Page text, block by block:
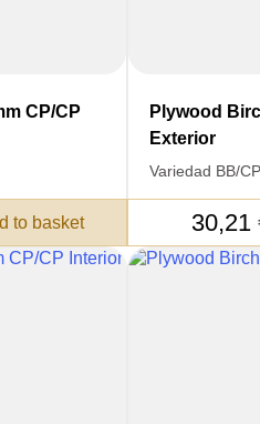
CP/CP
to basket
Plywood
Exterior
Variedad BB/CP
30,21
LEAVE YOUR
DETAILS FOR
THE ORDER.